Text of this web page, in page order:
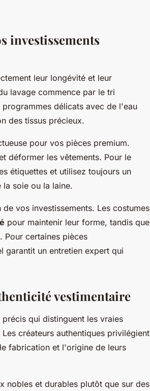
investissements
leur longévité et leur
lavage commence par le tri
programmes délicats avec de l'eau
des tissus précieux.
pour vos pièces premium.
déformer les vêtements. Pour le
étiquettes et utilisez toujours un
soie ou la laine.
vos investissements. Les costumes
pour maintenir leur forme, tandis que
Pour certaines pièces
garantit un entretien expert qui
vestimentaire
qui distinguent les vraies
créateurs authentiques privilégient
fabrication et l'origine de leurs
nobles et durables plutôt que sur des